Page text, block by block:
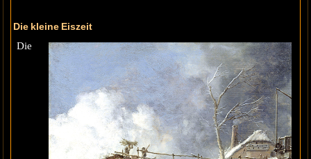
Die kleine Eiszeit
Die